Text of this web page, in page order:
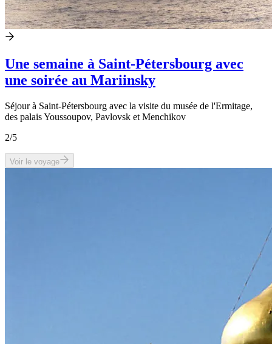
Une semaine à Saint-Pétersbourg avec
une soirée au Mariinsky
Séjour à Saint-Pétersbourg avec la visite du musée de l'Ermitage,
des palais Youssoupov, Pavlovsk et Menchikov
2/5
Voir le voyage